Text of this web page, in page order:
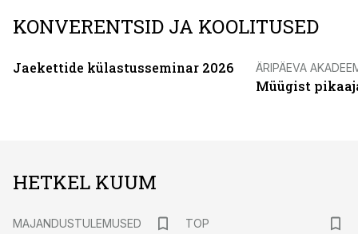
KONVERENTSID JA KOOLITUSED
Jaekettide külastusseminar 2026 ÄRIPÄEVA
Müügist
HETKEL KUUM
MAJANDUSTULEMUSED
TOP